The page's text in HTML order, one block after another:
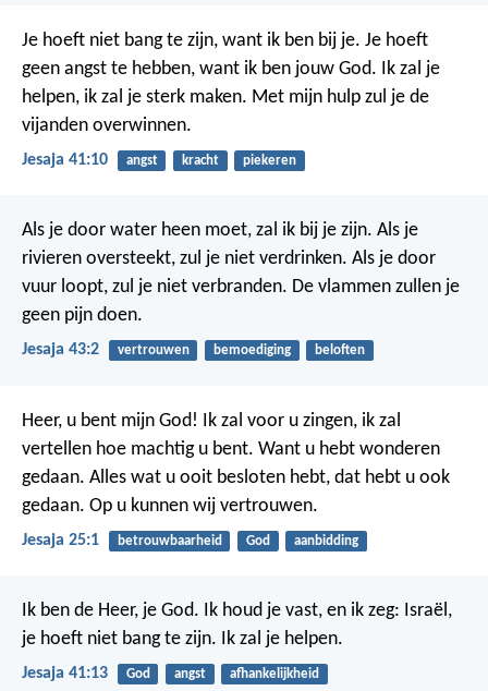
Je hoeft niet bang te zijn, want ik ben bij je. Je hoeft
geen angst te hebben, want ik ben jouw God. Ik zal je
helpen, ik zal je sterk maken. Met mijn hulp zul je de
vijanden overwinnen.
Jesaja 41:10 angst kracht piekeren
Als je door water heen moet, zal ik bij je zijn. Als je
rivieren oversteekt, zul je niet verdrinken. Als je door
vuur loopt, zul je niet verbranden. De vlammen zullen je
geen pijn doen.
Jesaja 43:2 vertrouwen bemoediging beloften
Heer, u bent mijn God! Ik zal voor u zingen, ik zal
vertellen hoe machtig u bent. Want u hebt wonderen
gedaan. Alles wat u ooit besloten hebt, dat hebt u ook
gedaan. Op u kunnen wij vertrouwen.
Jesaja 25:1 betrouwbaarheid God aanbidding
Ik ben de Heer, je God. Ik houd je vast, en ik zeg: Israël,
je hoeft niet bang te zijn. Ik zal je helpen.
Jesaja 41:13 God angst afhankelijkheid